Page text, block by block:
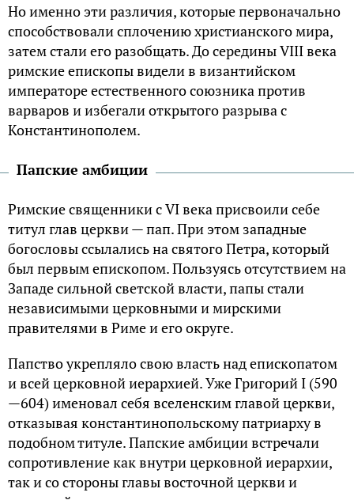
Но именно эти различия, которые первоначально
способствовали сплочению христианского мира,
затем стали его разобщать. До середины VIII века
римские епископы видели в византийском
императоре естественного союзника против
варваров и избегали открытого разрыва с
Константинополем.
Папские амбиции
Римские священники с VI века присвоили себе
титул глав церкви — пап. При этом западные
богословы ссылались на святого Петра, который
был первым епископом. Пользуясь отсутствием на
Западе сильной светской власти, папы стали
независимыми церковными и мирскими
правителями в Риме и его округе.
Папство укрепляло свою власть над епископатом
и всей церковной иерархией. Уже Григорий I (590
—604) именовал себя вселенским главой церкви,
отказывая константинопольскому патриарху в
подобном титуле. Папские амбиции встречали
сопротивление как внутри церковной иерархии,
так и со стороны главы восточной церкви и